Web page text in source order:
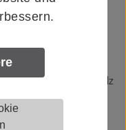
und
bieten wir Ihnen
Wohn- und
für Türen aus Holz
freitragende
oder Theatern,